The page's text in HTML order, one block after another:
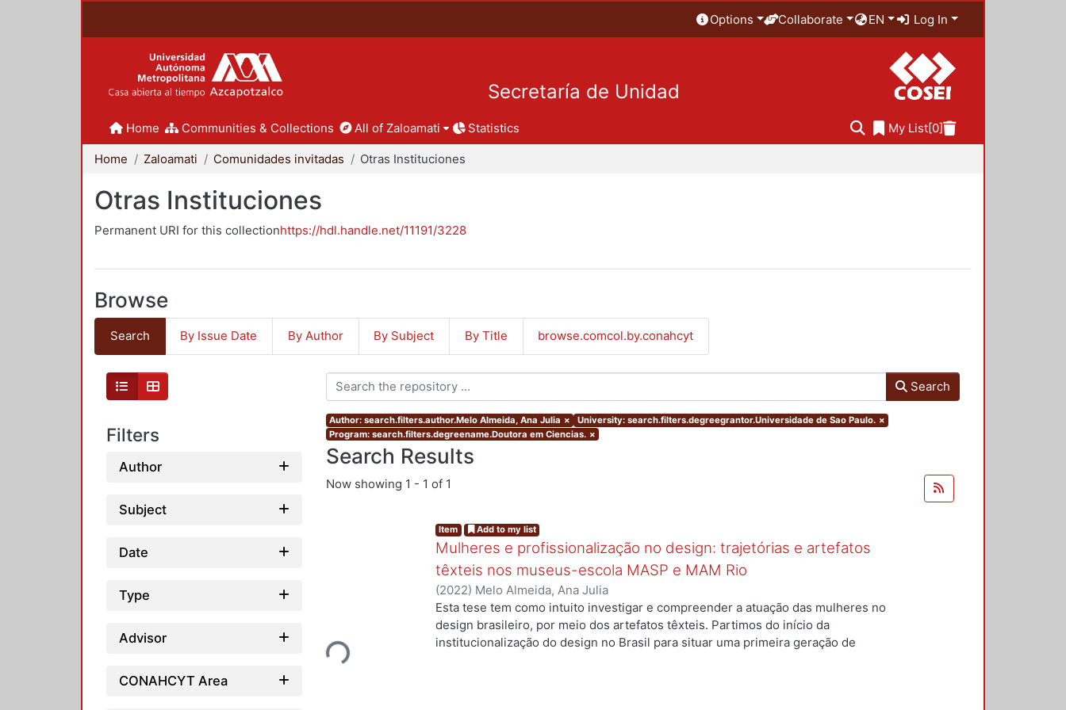
Options Collaborate EN Log In
Secretaría de Unidad
Home Communities & Collections All of Zaloamati Statistics My List[0]
Home Zaloamati Comunidades invitadas Otras Instituciones
Otras Instituciones
Permanent URI for this collectionhttps://hdl.handle.net/11191/3228
Browse
Search By Issue Date By Author By Subject By Title browse.comcol.by.conahcyt
Filters
Author
Subject
Date
Type
Advisor
CONAHCYT Area
Search
Author: search.filters.author.Melo Almeida, Ana Julia × University: search.filters.degreegrantor.Universidade de Sao Paulo. ×
Program: search.filters.degreename.Doutora em Ciencias. ×
Search Results
Now showing 1 - 1 of 1
Loading...
Item Add to my list
Mulheres e profissionalização no design: trajetórias e artefatos
têxteis nos museus-escola MASP e MAM Rio
(2022) Melo Almeida, Ana Julia
Esta tese tem como intuito investigar e compreender a atuação das mulheres no
design brasileiro, por meio dos artefatos têxteis. Partimos do início da
institucionalização do design no Brasil para situar uma primeira geração de